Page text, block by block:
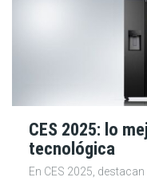
CES 2025: lo
tecnológica
En CES 2025,